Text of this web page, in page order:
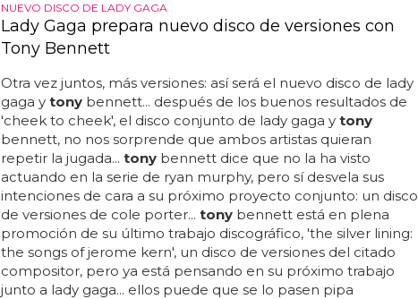
NUEVO DISCO DE LADY GAGA
Lady Gaga prepara nuevo disco de versiones con
Tony Bennett
Otra vez juntos, más versiones: así será el nuevo disco de lady
gaga y tonybennett... después de los buenos resultados de
'cheek to cheek', el disco conjunto de lady gaga y tony
bennett, no nos sorprende que ambos artistas quieran
repetir la jugada... tonybennett dice que no la ha visto
actuando en la serie de ryan murphy, pero sí desvela sus
intenciones de cara a su próximo proyecto conjunto: un disco
de versiones de cole porter... tonybennett está en plena
promoción de su último trabajo discográfico, 'the silver lining:
the songs of jerome kern', un disco de versiones del citado
compositor, pero ya está pensando en su próximo trabajo
junto a lady gaga... ellos puede que se lo pasen pipa